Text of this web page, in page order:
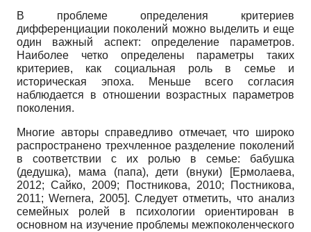
В проблеме определения критериев
дифференциации поколений можно выделить и еще
один важный аспект: определение параметров.
Наиболее четко определены параметры таких
критериев, как социальная роль в семье и
историческая эпоха. Меньше всего согласия
наблюдается в отношении возрастных параметров
поколения.
Многие авторы справедливо отмечает, что широко
распространено трехчленное разделение поколений
в соответствии с их ролью в семье: бабушка
(дедушка), мама (папа), дети (внуки)
[Ермолаева,
2012;Сайко, 2009; Постникова, 2010;
Постникова,
2011;Wernera, 2005]. Следует отметить, что анализ
семейных ролей в психологии ориентирован в
основном на изучение проблемы межпоколенческого